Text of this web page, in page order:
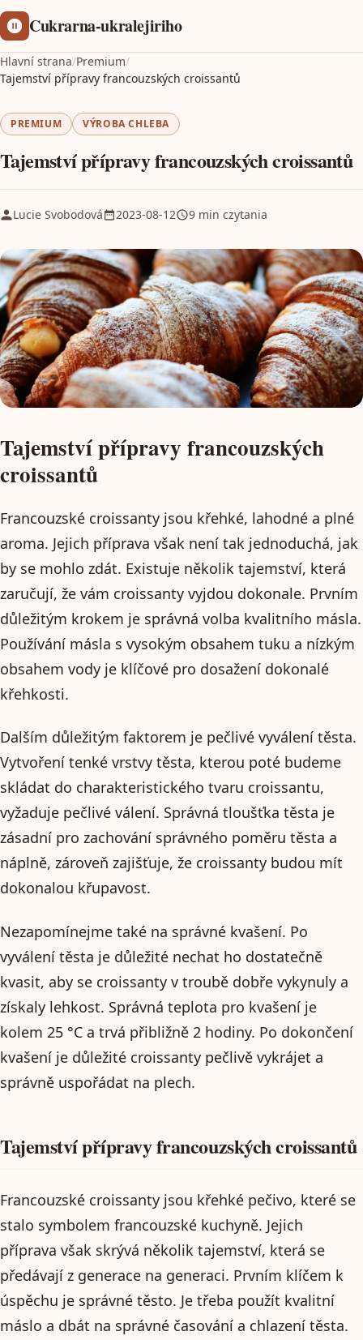
Cukrarna-ukralejiriho
Hlavní strana/Premium/
Tajemství přípravy francouzských croissantů
PREMIUM VÝROBA CHLEBA
Tajemství přípravy francouzských croissantů
Lucie Svobodová 2023-08-12 9 min czytania
Tajemství přípravy francouzských
croissantů
Francouzské croissanty jsou křehké, lahodné a plné
aroma. Jejich příprava však není tak jednoduchá, jak
by se mohlo zdát. Existuje několik tajemství, která
zaručují, že vám croissanty vyjdou dokonale. Prvním
důležitým krokem je správná volba kvalitního másla.
Používání másla s vysokým obsahem tuku a nízkým
obsahem vody je klíčové pro dosažení dokonalé
křehkosti.
Dalším důležitým faktorem je pečlivé vyválení těsta.
Vytvoření tenké vrstvy těsta, kterou poté budeme
skládat do charakteristického tvaru croissantu,
vyžaduje pečlivé válení. Správná tloušťka těsta je
zásadní pro zachování správného poměru těsta a
náplně, zároveň zajišťuje, že croissanty budou mít
dokonalou křupavost.
Nezapomínejme také na správné kvašení. Po
vyválení těsta je důležité nechat ho dostatečně
kvasit, aby se croissanty v troubě dobře vykynuly a
získaly lehkost. Správná teplota pro kvašení je
kolem 25 °C a trvá přibližně 2 hodiny. Po dokončení
kvašení je důležité croissanty pečlivě vykrájet a
správně uspořádat na plech.
Tajemství přípravy francouzských croissantů
Francouzské croissanty jsou křehké pečivo, které se
stalo symbolem francouzské kuchyně. Jejich
příprava však skrývá několik tajemství, která se
předávají z generace na generaci. Prvním klíčem k
úspěchu je správné těsto. Je třeba použít kvalitní
máslo a dbát na správné časování a chlazení těsta.